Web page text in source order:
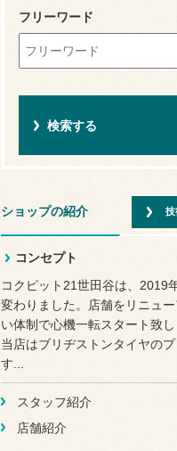
フリーワード
ショップの紹介 技
コンセプト
コクピット21世田谷は、2019
変わりました。店舗をリニュ
い体制で心機一転スタート致し
当店はブリヂストンタイヤの
す...
スタッフ紹介
店舗紹介